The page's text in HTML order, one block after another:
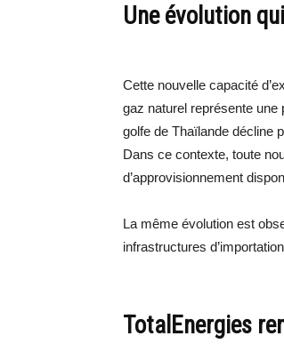
Une évolution
Cette nouvelle capacité
gaz naturel représente une
golfe de Thaïlande décline
Dans ce contexte, toute
d’approvisionnement
La même évolution est
infrastructures
TotalEnergies